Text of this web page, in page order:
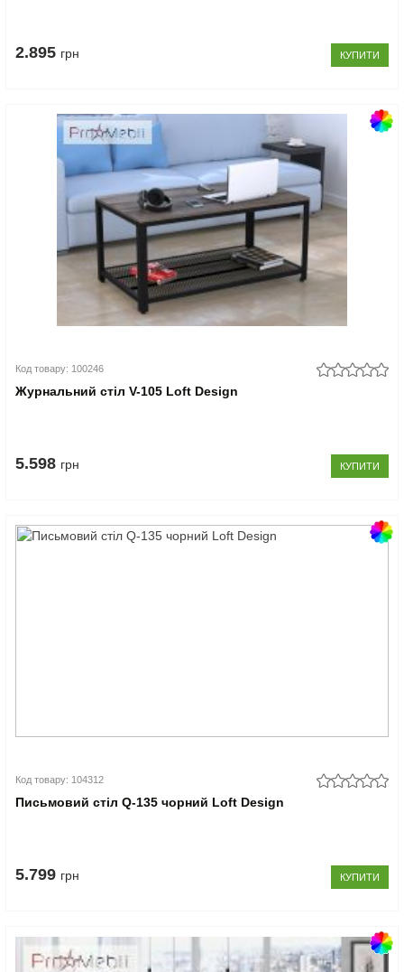
2.895 грн КУПИТИ
Код товару: 100246
Журнальний стіл V-105 Loft Design
5.598 грн КУПИТИ
Код товару: 104312
Письмовий стіл Q-135 чорний Loft Design
5.799 грн КУПИТИ